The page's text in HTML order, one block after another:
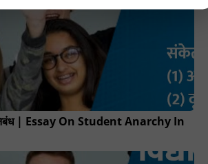
| Essay On Student Anarchy In